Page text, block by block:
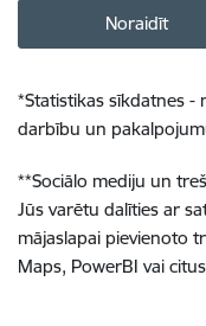
Noraidīt
*Statistikas sīkdatnes -
darbību un
**Sociālo mediju un
Jūs varētu dalīties ar
mājaslapai pievienoto
Maps, PowerBI vai